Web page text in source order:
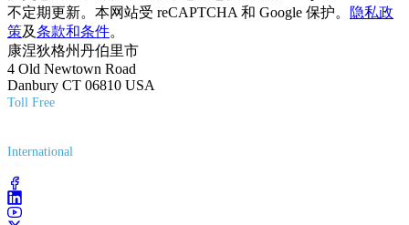
不定期更新。本网站受 reCAPTCHA 和 Google 保护。
隐私政
策及条款和条件。
康涅狄格州丹伯里市
4 Old Newtown Road
Danbury CT 06810 USA
Toll Free
International